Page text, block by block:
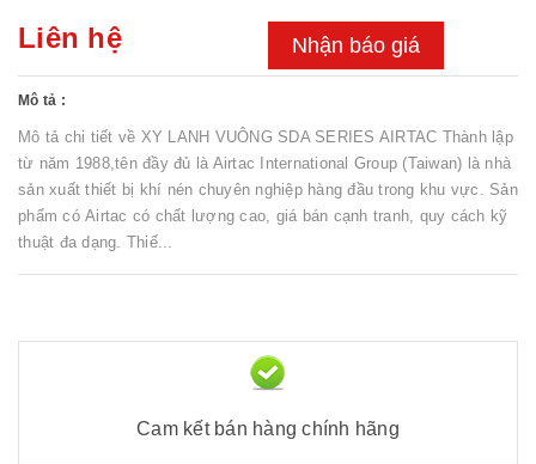
Liên hệ Nhận báo giá
Mô tả :
Mô tả chi tiết về XY LANH VUÔNG SDA SERIES AIRTAC Thành lập
từ năm 1988,tên đầy đủ là Airtac International Group (Taiwan) là nhà
sản xuất thiết bị khí nén chuyên nghiệp hàng đầu trong khu vực. Sản
phẩm có Airtac có chất lượng cao, giá bán cạnh tranh, quy cách kỹ
thuật đa dạng. Thiế...
Cam kết bán hàng chính hãng